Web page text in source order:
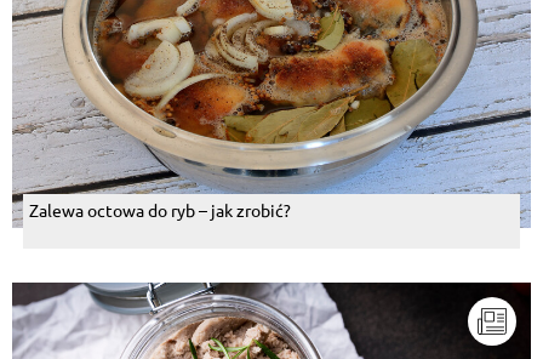
Zalewa octowa do ryb – jak zrobić?